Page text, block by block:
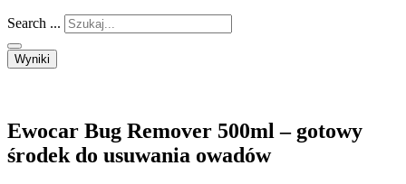
Search ...
Wyniki
Ewocar Bug Remover 500ml – gotowy
środek do usuwania owadów